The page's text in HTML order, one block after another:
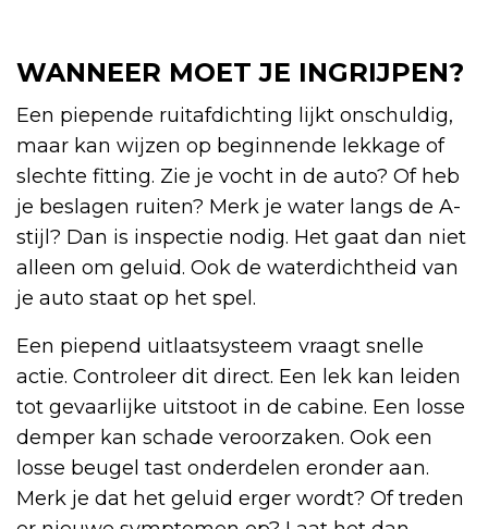
WANNEER MOET JE INGRIJPEN?
Een piepende ruitafdichting lijkt onschuldig,
maar kan wijzen op beginnende lekkage of
slechte fitting. Zie je vocht in de auto? Of heb
je beslagen ruiten? Merk je water langs de A-
stijl? Dan is inspectie nodig. Het gaat dan niet
alleen om geluid. Ook de waterdichtheid van
je auto staat op het spel.
Een piepend uitlaatsysteem vraagt snelle
actie. Controleer dit direct. Een lek kan leiden
tot gevaarlijke uitstoot in de cabine. Een losse
demper kan schade veroorzaken. Ook een
losse beugel tast onderdelen eronder aan.
Merk je dat het geluid erger wordt? Of treden